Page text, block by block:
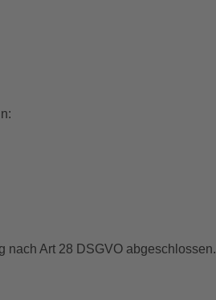
nach Art 28 DSGVO abgeschlossen.